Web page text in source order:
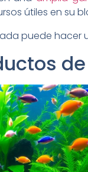
útiles en su
puede hacer